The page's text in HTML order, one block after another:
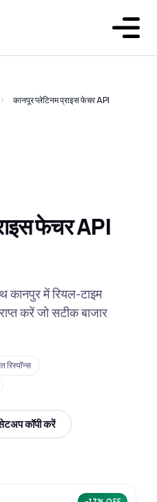
कानपूर प्लेटिनम प्राइस फेचर API
फेचर API
कानपुर में रियल-टाइम
करें जो सटीक बाजार
कॉपी करें